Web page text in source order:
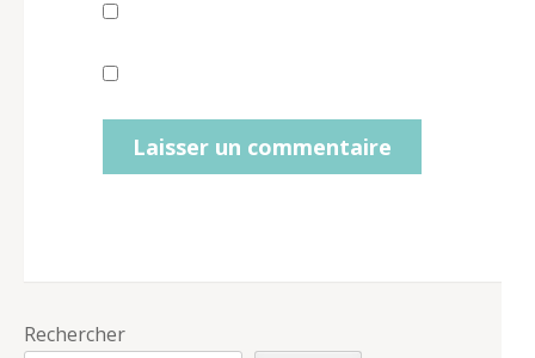
Rechercher